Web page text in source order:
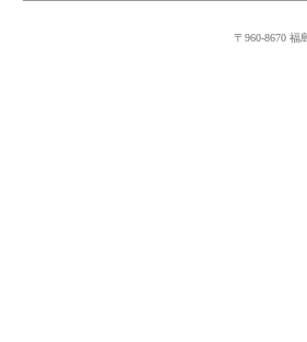
〒960-8670 福